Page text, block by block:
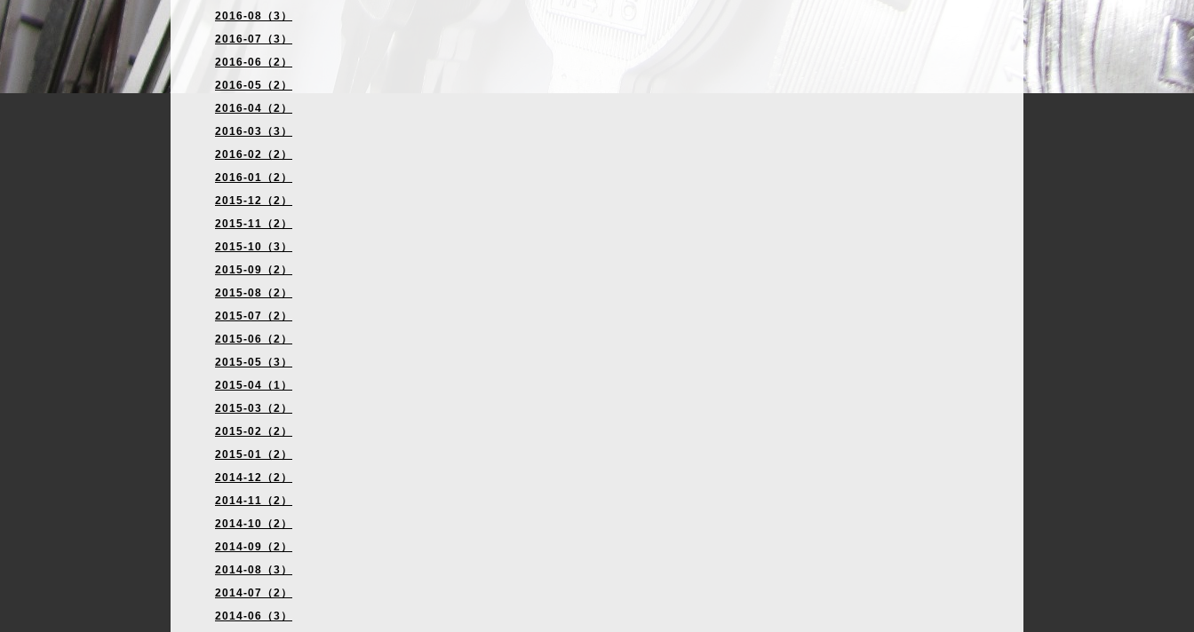
2016-08（3）
2016-07（3）
2016-06（2）
2016-05（2）
2016-04（2）
2016-03（3）
2016-02（2）
2016-01（2）
2015-12（2）
2015-11（2）
2015-10（3）
2015-09（2）
2015-08（2）
2015-07（2）
2015-06（2）
2015-05（3）
2015-04（1）
2015-03（2）
2015-02（2）
2015-01（2）
2014-12（2）
2014-11（2）
2014-10（2）
2014-09（2）
2014-08（3）
2014-07（2）
2014-06（3）